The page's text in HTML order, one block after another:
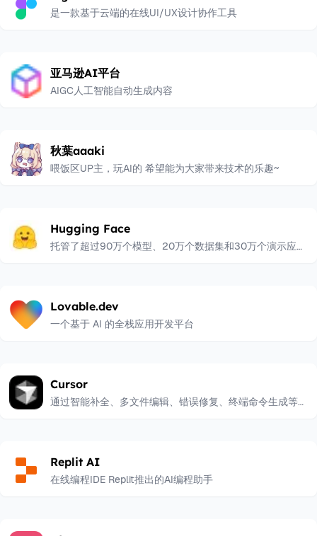
是一款基于云端的在线UI/UX设计协作工具
亚马逊AI平台
AIGC人工智能自动生成内容
秋葉aaaki
喂饭区UP主，玩AI的 希望能为大家带来技术的乐趣~
Hugging Face
托管了超过90万个模型、20万个数据集和30万个演示应用
Lovable.dev
一个基于 AI 的全栈应用开发平台
Cursor
通过智能补全、多文件编辑、错误修复、终端命令生成等功
Replit AI
在线编程IDE Replit推出的AI编程助手